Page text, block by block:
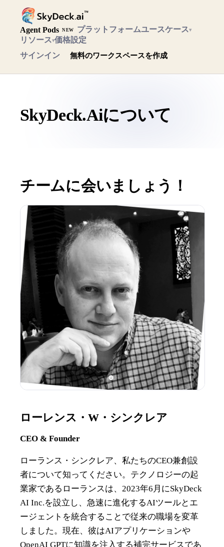
Agent Pods NEW プラットフォームユースケース▾
リソース▾価格設定
サインイン
無料のワークスペースを作成
SkyDeck.Aiについて
チームに会いましょう！
ローレンス・W・シンクレア
CEO & Founder
ローランス・シンクレア、私たちのCEO兼創設
者について知ってください。テクノロジーの起
業家であるローランスは、2023年6月にSkyDeck
AI Inc.を設立し、急速に進化するAIツールとエ
ージェントを統合することで従来の職場を変革
しました。現在、彼はAIアプリケーションや
OpenAI GPTに知識を注入する補完サービスであ